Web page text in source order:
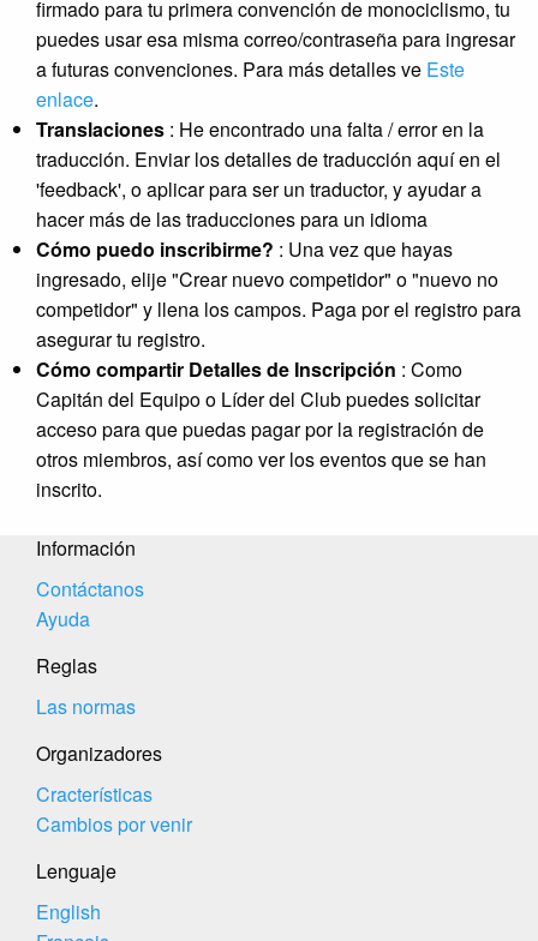
firmado para tu primera convención de monociclismo, tu
puedes usar esa misma correo/contraseña para ingresar
a futuras convenciones. Para más detalles ve Este
enlace.
Translaciones : He encontrado una falta / error en la
traducción. Enviar los detalles de traducción aquí en el
'feedback', o aplicar para ser un traductor, y ayudar a
hacer más de las traducciones para un idioma
Cómo puedo inscribirme? : Una vez que hayas
ingresado, elije "Crear nuevo competidor" o "nuevo no
competidor" y llena los campos. Paga por el registro para
asegurar tu registro.
Cómo compartir Detalles de Inscripción : Como
Capitán del Equipo o Líder del Club puedes solicitar
acceso para que puedas pagar por la registración de
otros miembros, así como ver los eventos que se han
inscrito.
Información
Contáctanos
Ayuda
Reglas
Las normas
Organizadores
Cracterísticas
Cambios por venir
Lenguaje
English